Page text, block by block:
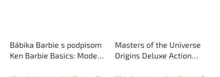
Bábika Barbie s podpisom
Ken Barbie Basics: Model
Masters of the Universe
Origins Deluxe Action